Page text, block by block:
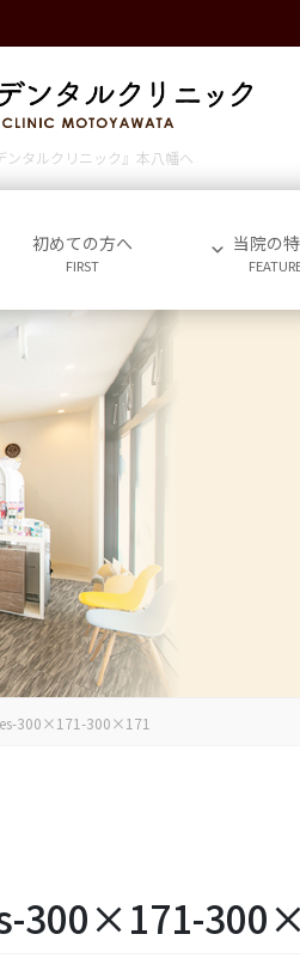
タルクリニック』本八幡へ
初めての方へ
FIRST
当院の
300×171-300×171
300×171-